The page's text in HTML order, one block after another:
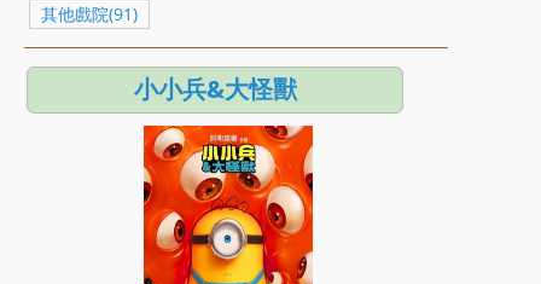
其他戲院(91)
小小兵&大怪獸